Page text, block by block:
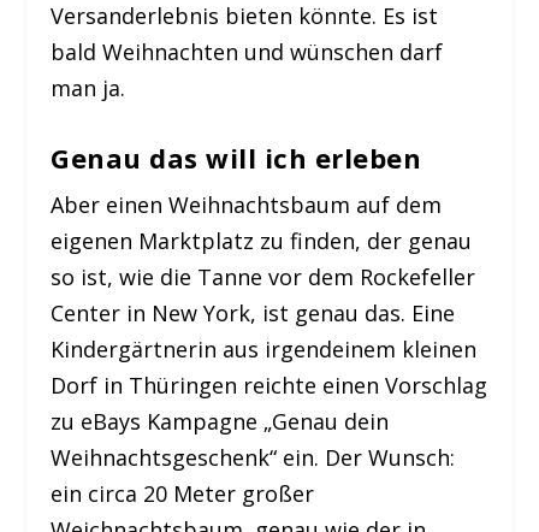
Versanderlebnis bieten könnte. Es ist
bald Weihnachten und wünschen darf
man ja.
Genau das will ich erleben
Aber einen Weihnachtsbaum auf dem
eigenen Marktplatz zu finden, der genau
so ist, wie die Tanne vor dem Rockefeller
Center in New York, ist genau das. Eine
Kindergärtnerin aus irgendeinem kleinen
Dorf in Thüringen reichte einen Vorschlag
zu eBays Kampagne „Genau dein
Weihnachtsgeschenk“ ein. Der Wunsch:
ein circa 20 Meter großer